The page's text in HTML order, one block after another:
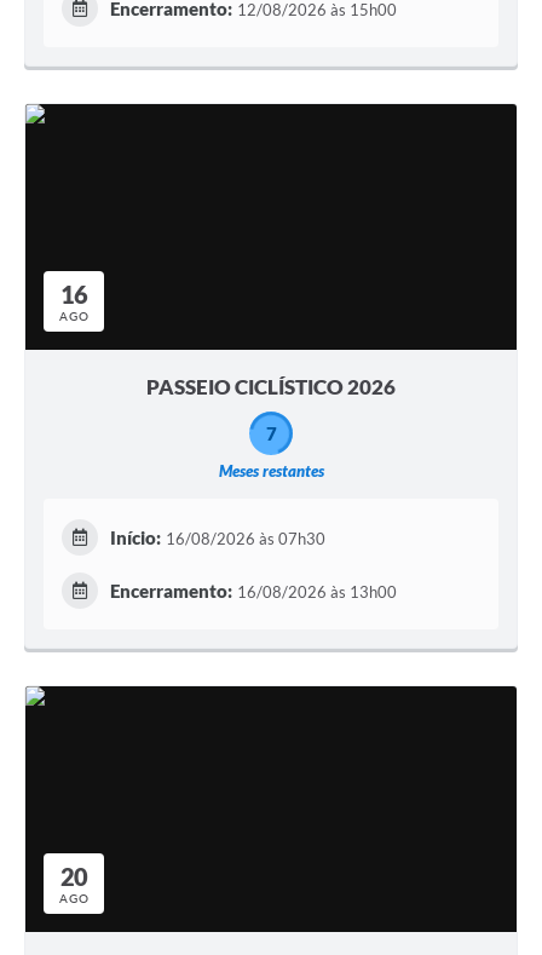
Encerramento: 12/08/2026 às 15h00
16
AGO
PASSEIO CICLÍSTICO 2026
Meses restantes
7
Início: 16/08/2026 às 07h30
Encerramento: 16/08/2026 às 13h00
20
AGO